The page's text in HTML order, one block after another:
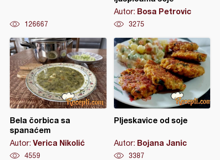
126667
Autor: Bosa Petrovic
3275
Bela čorbica sa
spanaćem
Autor: Verica Nikolić
4559
Pljeskavice od soje
Autor: Bojana Janic
3387